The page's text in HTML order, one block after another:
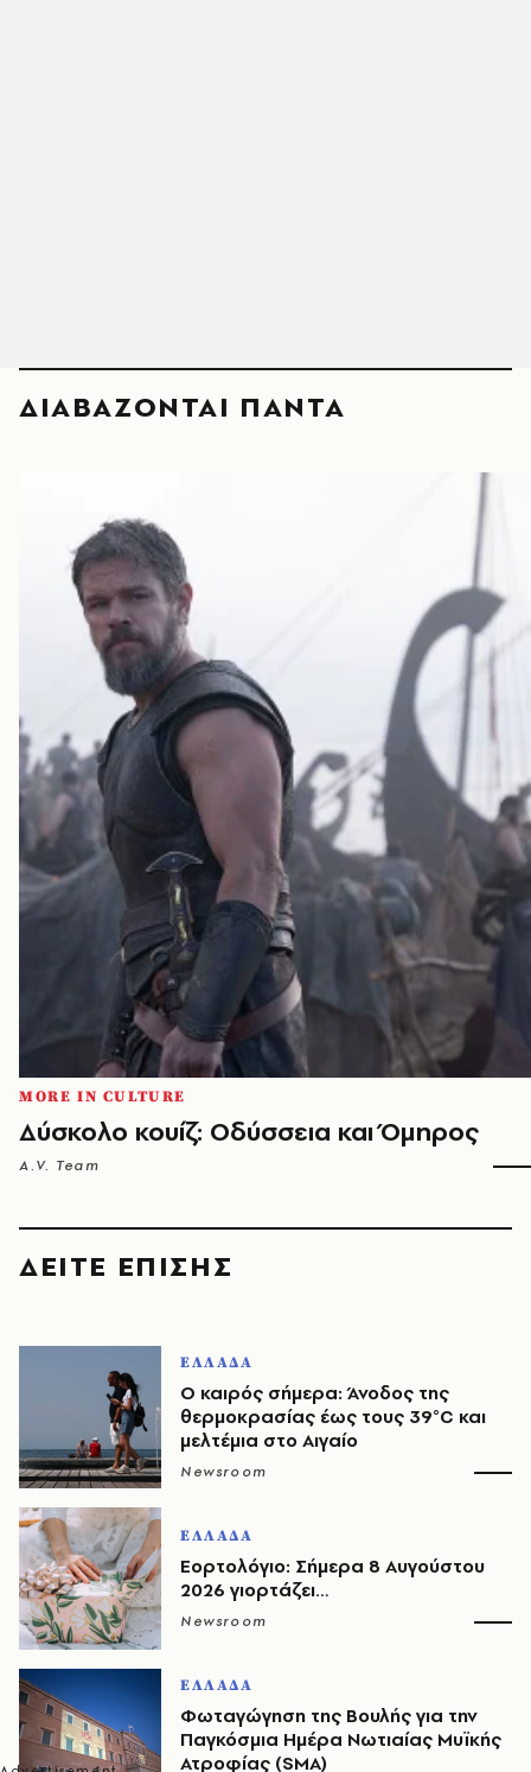
ΔΙΑΒΑΖΟΝΤΑΙ ΠΑΝΤΑ
MORE IN CULTURE
Δύσκολο κουίζ: Οδύσσεια και Όμηρος
A.V. Team
ΔΕΙΤΕ ΕΠΙΣΗΣ
ΕΛΛΑΔΑ
Ο καιρός σήμερα: Άνοδος της
θερμοκρασίας έως τους 39°C και
μελτέμια στο Αιγαίο
Newsroom
ΕΛΛΑΔΑ
Εορτολόγιο: Σήμερα 8 Αυγούστου
2026 γιορτάζει…
Newsroom
ΕΛΛΑΔΑ
Φωταγώγηση της Βουλής για την
Παγκόσμια Ημέρα Νωτιαίας Μυϊκής
Ατροφίας (SMA)